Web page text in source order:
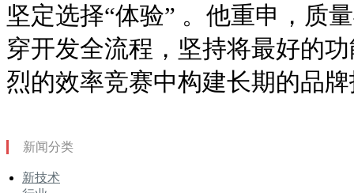
坚定选择“体验” 。他重申，质
穿开发全流程，坚持将最好的
烈的效率竞赛中构建长期的品
新闻分类
新技术